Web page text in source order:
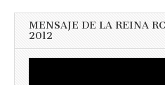
MENSAJE DE LA REINA
2012